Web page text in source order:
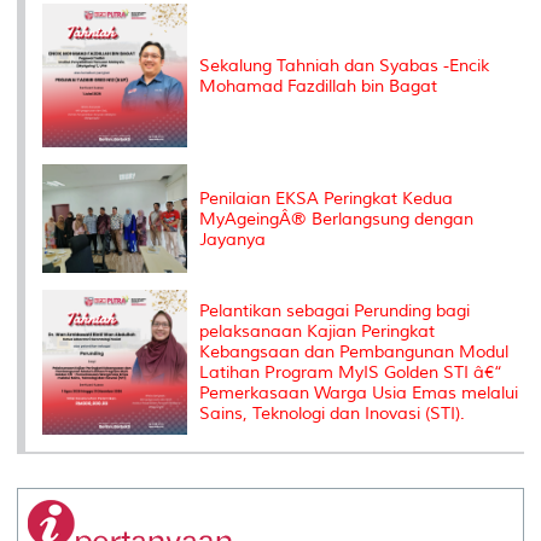
Sekalung Tahniah dan Syabas -Encik
Mohamad Fazdillah bin Bagat
Penilaian EKSA Peringkat Kedua
MyAgeingÂ® Berlangsung dengan
Jayanya
Pelantikan sebagai Perunding bagi
pelaksanaan Kajian Peringkat
Kebangsaan dan Pembangunan Modul
Latihan Program MyIS Golden STI â€“
Pemerkasaan Warga Usia Emas melalui
Sains, Teknologi dan Inovasi (STI).